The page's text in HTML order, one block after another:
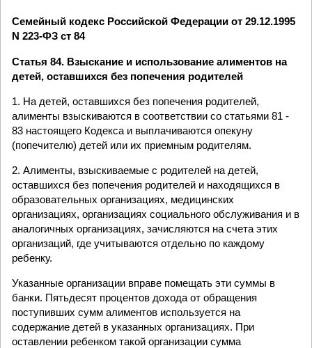
Семейный кодекс Российской Федерации от 29.12.1995
N 223-ФЗ ст 84
Статья 84. Взыскание и использование алиментов на
детей, оставшихся без попечения родителей
1. На детей, оставшихся без попечения родителей,
алименты взыскиваются в соответствии со статьями 81 -
83 настоящего Кодекса и выплачиваются опекуну
(попечителю) детей или их приемным родителям.
2. Алименты, взыскиваемые с родителей на детей,
оставшихся без попечения родителей и находящихся в
образовательных организациях, медицинских
организациях, организациях социального обслуживания и в
аналогичных организациях, зачисляются на счета этих
организаций, где учитываются отдельно по каждому
ребенку.
Указанные организации вправе помещать эти суммы в
банки. Пятьдесят процентов дохода от обращения
поступивших сумм алиментов используется на
содержание детей в указанных организациях. При
оставлении ребенком такой организации сумма